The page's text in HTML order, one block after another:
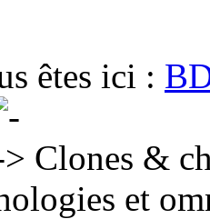
êtes ici :
Clones &
et